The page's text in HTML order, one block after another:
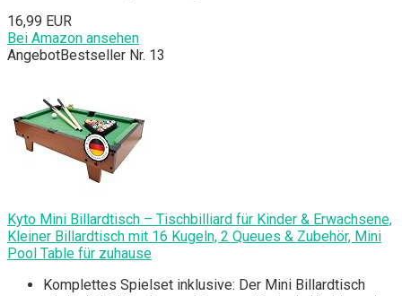
16,99 EUR
Bei Amazon ansehen
AngebotBestseller Nr. 13
Kyto Mini Billardtisch – Tischbilliard für Kinder & Erwachsene,
Kleiner Billardtisch mit 16 Kugeln, 2 Queues & Zubehör, Mini
Pool Table für zuhause
Komplettes Spielset inklusive: Der Mini Billardtisch